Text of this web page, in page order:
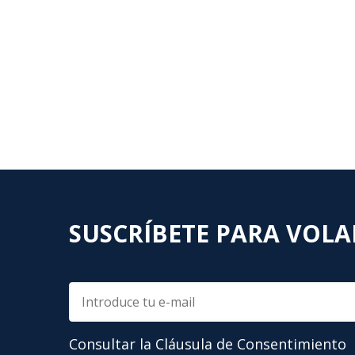
SUSCRÍBETE PARA
Consultar la Cláusula de Consentimiento